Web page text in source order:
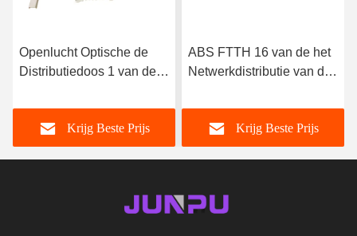
Openlucht Optische de
Distributiedoos 1 van de 8
ABS Witte Kleur
Krijg Beste Prijs
ABS FTTH 16 van de het
Netwerkdistributie van de
Doos1x16 Plc Splitser
OpenluchtKrijg Beste Prijs